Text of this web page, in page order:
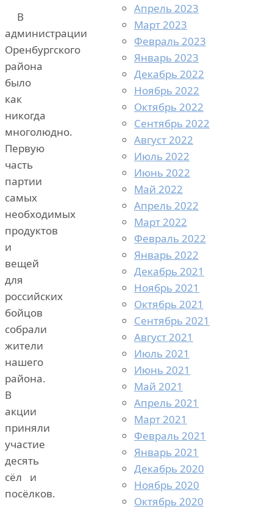
В
администрации
Оренбургского
района
было
как
никогда
многолюдно.
Первую
часть
партии
самых
необходимых
продуктов
и
вещей
для
российских
бойцов
собрали
жители
нашего
района.
В
акции
приняли
участие
десять
сёл и
посёлков.
Апрель 2023
Март 2023
Февраль 2023
Январь 2023
Декабрь 2022
Ноябрь 2022
Октябрь 2022
Сентябрь 2022
Август 2022
Июль 2022
Июнь 2022
Май 2022
Апрель 2022
Март 2022
Февраль 2022
Январь 2022
Декабрь 2021
Ноябрь 2021
Октябрь 2021
Сентябрь 2021
Август 2021
Июль 2021
Июнь 2021
Май 2021
Апрель 2021
Март 2021
Февраль 2021
Январь 2021
Декабрь 2020
Ноябрь 2020
Октябрь 2020